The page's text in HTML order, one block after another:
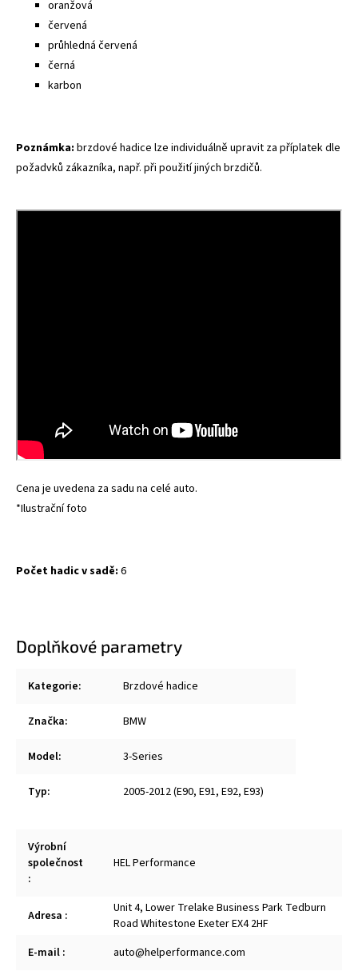
oranžová
červená
průhledná červená
černá
karbon
Poznámka: brzdové hadice lze individuálně upravit za příplatek dle
požadvků zákazníka, např. při použití jiných brzdičů.
Cena je uvedena za sadu na celé auto.
*Ilustrační foto
Počet hadic v sadě: 6
Doplňkové parametry
Kategorie: Brzdové hadice
Značka: BMW
Model: 3-Series
Typ: 2005-2012 (E90, E91, E92, E93)
Výrobní
společnost
:
HEL Performance
Adresa :
Unit 4, Lower Trelake Business Park Tedburn
Road Whitestone Exeter EX4 2HF
E-mail : auto@helperformance.com